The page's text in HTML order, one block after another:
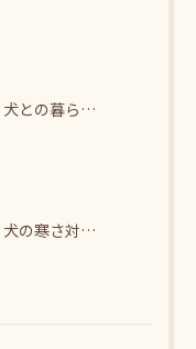
犬との暮らしで整える理想の生活リズム
犬の寒さ対策に最適な暖房器具選び